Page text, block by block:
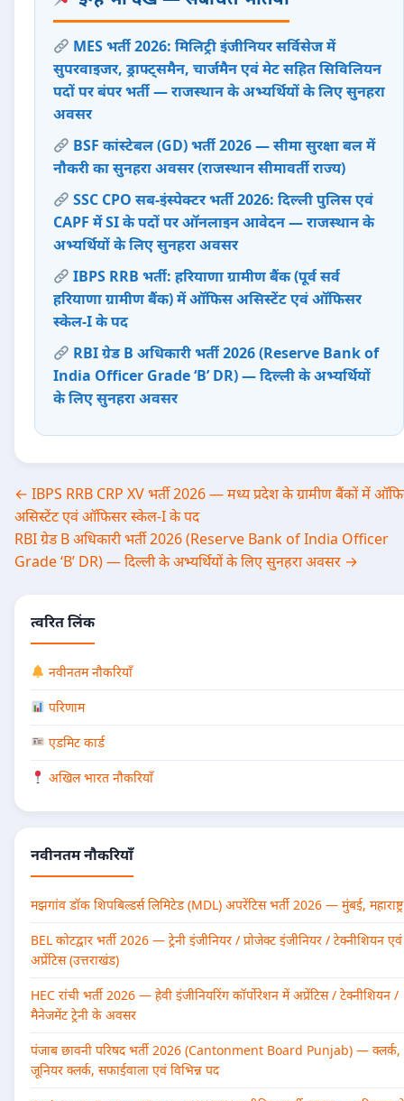
MES भर्ती 2026: मिलिट्री इंजीनियर सर्विसेज में
सुपरवाइजर, ड्राफ्ट्समैन, चार्जमैन एवं मेट सहित सिविलियन
पदों पर बंपर भर्ती — राजस्थान के अभ्यर्थियों के लिए सुनहरा
अवसर
BSF कांस्टेबल (GD) भर्ती 2026 — सीमा सुरक्षा बल में
नौकरी का सुनहरा अवसर (राजस्थान सीमावर्ती राज्य)
SSC CPO सब-इंस्पेक्टर भर्ती 2026: दिल्ली पुलिस एवं
CAPF में SI के पदों पर ऑनलाइन आवेदन — राजस्थान के
अभ्यर्थियों के लिए सुनहरा अवसर
IBPS RRB भर्ती: हरियाणा ग्रामीण बैंक (पूर्व सर्व
हरियाणा ग्रामीण बैंक) में ऑफिस असिस्टेंट एवं ऑफिसर
स्केल-I के पद
RBI ग्रेड B अधिकारी भर्ती 2026 (Reserve Bank of
India Officer Grade ‘B’ DR) — दिल्ली के अभ्यर्थियों
के लिए सुनहरा अवसर
Post
navigation
← IBPS RRB CRP XV भर्ती 2026 — मध्य प्रदेश के ग्रामीण बैंकों में
असिस्टेंट एवं ऑफिसर स्केल-I के पद
RBI ग्रेड B अधिकारी भर्ती 2026 (Reserve Bank of India Officer
Grade ‘B’ DR) — दिल्ली के अभ्यर्थियों के लिए सुनहरा अवसर →
त्वरित लिंक
नवीनतम नौकरियाँ
परिणाम
एडमिट कार्ड
अखिल भारत नौकरियाँ
नवीनतम नौकरियाँ
मझगांव डॉक शिपबिल्डर्स लिमिटेड (MDL) अपरेंटिस भर्ती 2026 — मुंबई, महाराष्ट्र
BEL कोटद्वार भर्ती 2026 — ट्रेनी इंजीनियर / प्रोजेक्ट इंजीनियर / टेक्नीशियन एवं
अप्रेंटिस (उत्तराखंड)
HEC रांची भर्ती 2026 — हेवी इंजीनियरिंग कॉर्पोरेशन में अप्रेंटिस / टेक्नीशियन /
मैनेजमेंट ट्रेनी के अवसर
पंजाब छावनी परिषद भर्ती 2026 (Cantonment Board Punjab) — क्लर्क,
जूनियर क्लर्क, सफाईवाला एवं विभिन्न पद